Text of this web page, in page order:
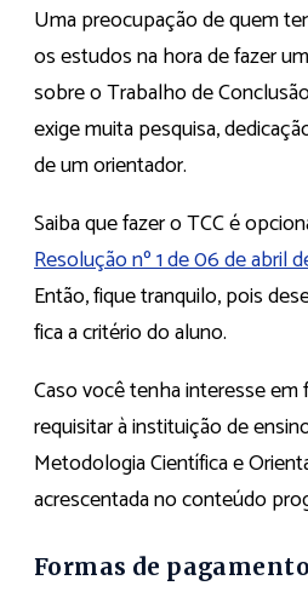
Uma preocupação de quem
os estudos na hora de fazer
sobre o Trabalho de
exige muita pesquisa,
de um orientador.
Saiba que fazer o TCC é
Resolução nº 1 de 06 de abril
Então, fique tranquilo, pois
fica a critério do aluno.
Caso você tenha interesse em
requisitar à instituição de
Metodologia Científica e
acrescentada no conteúdo
Formas de pagamento